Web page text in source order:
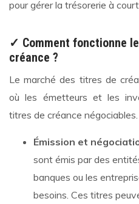
pour gérer la trésorerie à
✓ Comment fonctionne
créance ?
Le marché des titres de
où les émetteurs et les
titres de créance
Émission et
sont émis par des
banques ou les
besoins. Ces titres